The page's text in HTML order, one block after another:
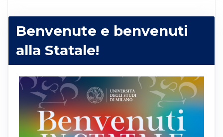
Benvenute e benvenuti
alla Statale!